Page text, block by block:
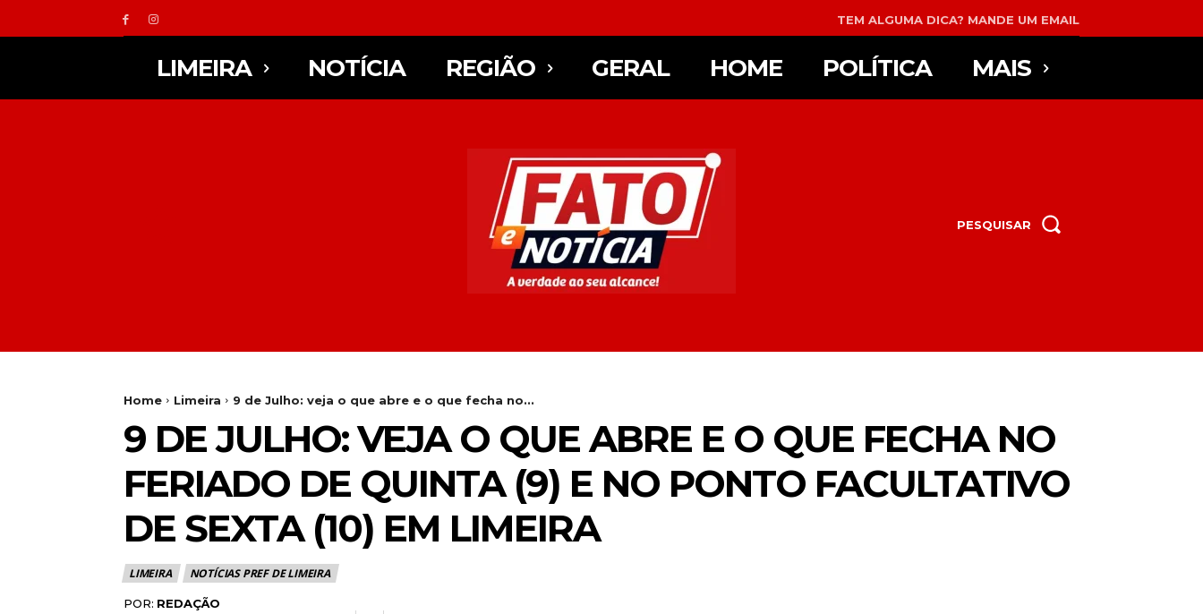
TEM ALGUMA DICA? MANDE UM EMAIL
LIMEIRA NOTÍCIA REGIÃO GERAL HOME POLÍTICA MAIS
PESQUISAR
Home Limeira 9 de Julho: veja o que abre e o que fecha no...
9 DE JULHO: VEJA O QUE ABRE E O QUE FECHA NO
FERIADO DE QUINTA (9) E NO PONTO FACULTATIVO
DE SEXTA (10) EM LIMEIRA
LIMEIRA NOTÍCIAS PREF DE LIMEIRA
POR: REDAÇÃO